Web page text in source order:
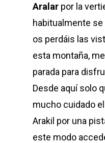
Aralar por la
habitualmente se
os perdáis las
esta montaña,
parada para
Desde aquí solo
mucho cuidado
Arakil por una
este modo